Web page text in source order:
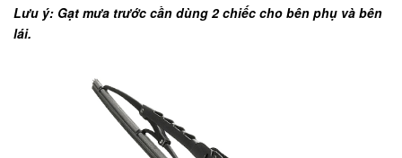
Lưu ý: Gạt mưa trước cần dùng 2 chiếc cho bên phụ và bên
lái.